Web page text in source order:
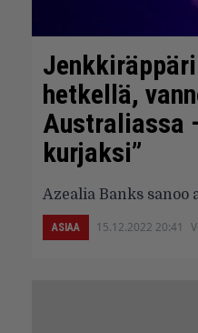
hetkellä,
Australiassa
kurjaksi”
Azealia Banks
ASIAA 15.12.2022 20:41